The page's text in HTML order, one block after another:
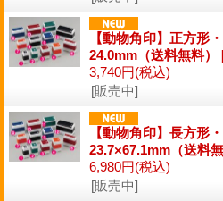
【動物角印】正方形
24.0mm（送料無料）
3,740円(税込)
[販売中]
【動物角印】長方形
23.7×67.1mm（送料
6,980円(税込)
[販売中]